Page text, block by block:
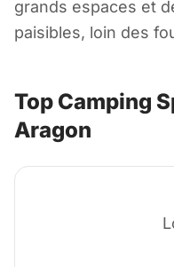
grands espaces et
paisibles, loin des
Top Camping
Aragon